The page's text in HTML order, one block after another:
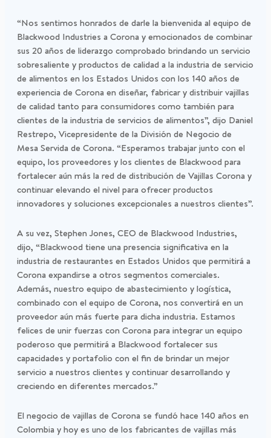
“Nos sentimos honrados de darle la bienvenida al equipo de
Blackwood Industries a Corona y emocionados de combinar
sus 20 años de liderazgo comprobado brindando un servicio
sobresaliente y productos de calidad a la industria de servicio
de alimentos en los Estados Unidos con los 140 años de
experiencia de Corona en diseñar, fabricar y distribuir vajillas
de calidad tanto para consumidores como también para
clientes de la industria de servicios de alimentos”, dijo Daniel
Restrepo, Vicepresidente de la División de Negocio de
Mesa Servida de Corona. “Esperamos trabajar junto con el
equipo, los proveedores y los clientes de Blackwood para
fortalecer aún más la red de distribución de Vajillas Corona y
continuar elevando el nivel para ofrecer productos
innovadores y soluciones excepcionales a nuestros clientes”.
A su vez, Stephen Jones, CEO de Blackwood Industries,
dijo, “Blackwood tiene una presencia significativa en la
industria de restaurantes en Estados Unidos que permitirá a
Corona expandirse a otros segmentos comerciales.
Además, nuestro equipo de abastecimiento y logística,
combinado con el equipo de Corona, nos convertirá en un
proveedor aún más fuerte para dicha industria. Estamos
felices de unir fuerzas con Corona para integrar un equipo
poderoso que permitirá a Blackwood fortalecer sus
capacidades y portafolio con el fin de brindar un mejor
servicio a nuestros clientes y continuar desarrollando y
creciendo en diferentes mercados.”
El negocio de vajillas de Corona se fundó hace 140 años en
Colombia y hoy es uno de los fabricantes de vajillas más